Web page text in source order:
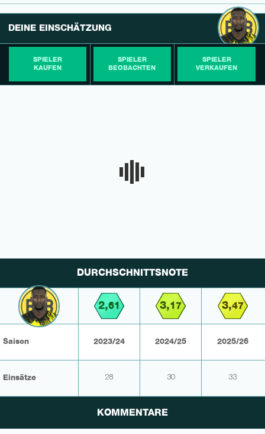
DEINE EINSCHÄTZUNG
SPIELER
KAUFEN
SPIELER
BEOBACHTEN
SPIELER
VERKAUFEN
DURCHSCHNITTSNOTE
2,61 3,17 3,47
Saison 2023/24 2024/25 2025/26
Einsätze 28 30 33
KOMMENTARE